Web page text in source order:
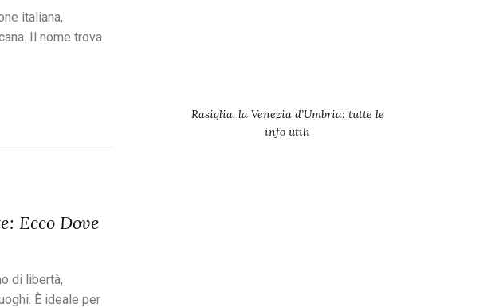
italiana,
Il nome trova
Ecco Dove
di libertà,
È ideale per
Rasiglia, la Venezia d’Umbria: tutte le
info utili